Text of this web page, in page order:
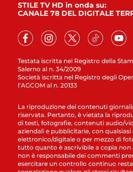
Testata iscritta nel Registro della
Salerno al n. 34/2009
Società iscritta nel Registro degli
l’AGCOM al n. 20133
STILE TV HD in onda su:
CANALE 78 DEL DIGITALE
La riproduzione dei contenuti
riservata. Pertanto, è vietata la
di testi, fotografie, contenuti audio/
aziendali e pubblicitarie, con
elettronico/digitale o per mezzo di
tutto quanto è ascrivibile a copia non
non è responsabile dei commenti
esercitare un controllo continuo